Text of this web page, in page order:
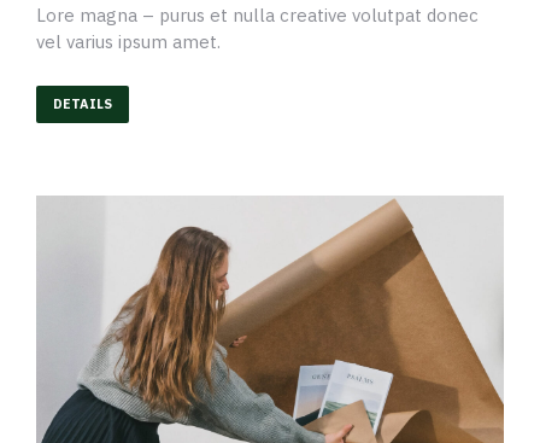
Lore magna – purus et nulla creative volutpat donec
vel varius ipsum amet.
DETAILS